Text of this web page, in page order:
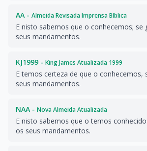
AA - Almeida Revisada Imprensa Bíblica
E nisto sabemos que o conhecemos; se
seus mandamentos.
KJ1999 - King James Atualizada 1999
E temos certeza de que o conhecemos,
seus mandamentos.
NAA - Nova Almeida Atualizada
E nisto sabemos que o temos
os seus mandamentos.